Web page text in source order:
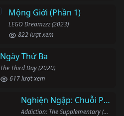
Mộng Giới (Phần 1)
LEGO Dreamzzz (2023)
822 lượt xem
Ngày Thứ Ba
The Third Day (2020)
617 lượt xem
Nghiện Ngập: Chuỗi Phim Bổ Trợ
Addiction: The Supplementary (2007)